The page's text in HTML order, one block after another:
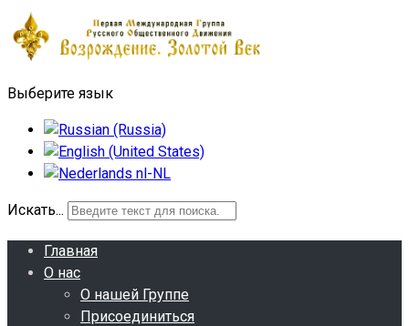
Выберите язык
Искать...
Главная
О нас
О нашей Группе
Присоединиться